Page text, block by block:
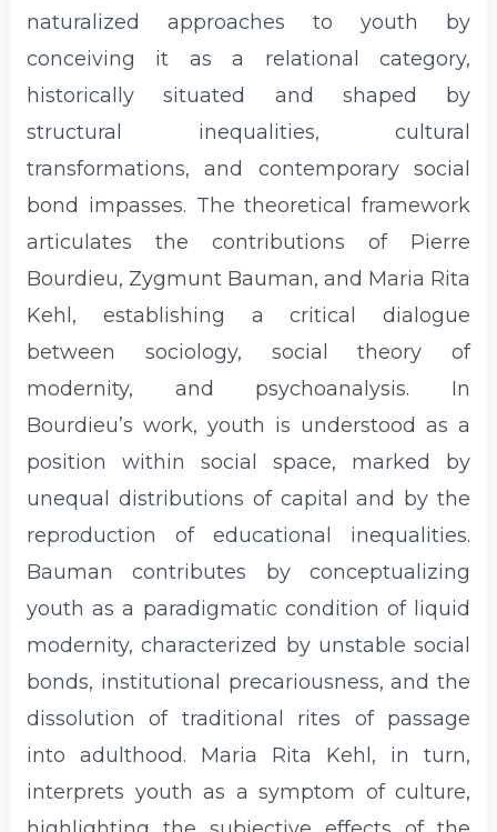
naturalized approaches to youth by
conceiving it as a relational category,
historically situated and shaped by
structural inequalities, cultural
transformations, and contemporary social
bond impasses. The theoretical framework
articulates the contributions of Pierre
Bourdieu, Zygmunt Bauman, and Maria Rita
Kehl, establishing a critical dialogue
between sociology, social theory of
modernity, and psychoanalysis. In
Bourdieu’s work, youth is understood as a
position within social space, marked by
unequal distributions of capital and by the
reproduction of educational inequalities.
Bauman contributes by conceptualizing
youth as a paradigmatic condition of liquid
modernity, characterized by unstable social
bonds, institutional precariousness, and the
dissolution of traditional rites of passage
into adulthood. Maria Rita Kehl, in turn,
interprets youth as a symptom of culture,